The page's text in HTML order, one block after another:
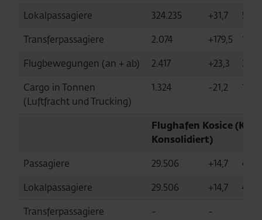
Lokalpassagiere 324.235 +31,7
Transferpassagiere
2.074 +179,5
Flugbewegungen (an + ab)
2.417 +23,3
Cargo in Tonnen
(Luftfracht und Trucking)
1.324 -21,2
Flughafen Kosice
Konsolidiert)
Passagiere
29.506 +14,7
Lokalpassagiere
29.506 +14,7
Transferpassagiere
- -
-